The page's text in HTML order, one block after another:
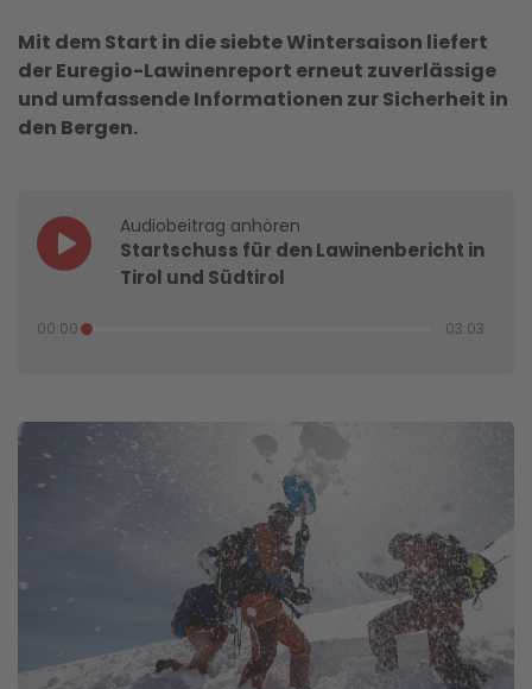
Mit dem Start in die siebte Wintersaison liefert
der Euregio-Lawinenreport erneut zuverlässige
und umfassende Informationen zur Sicherheit in
den Bergen.
Audiobeitrag anhören
Startschuss für den Lawinenbericht in
Tirol und Südtirol
00:00 03:03